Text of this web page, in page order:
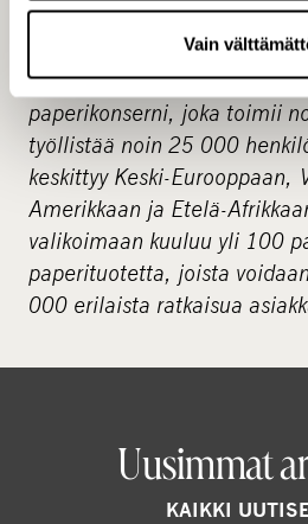
Vain
Mondi on kansainvälinen
paperikonserni, joka toimii
työllistää noin 25 000
keskittyy Keski-Eurooppaan,
Amerikkaan ja Etelä-
valikoimaan kuuluu yli 100
paperituotetta, joista
000 erilaista ratkaisua
Uusimmat
KAIKKI